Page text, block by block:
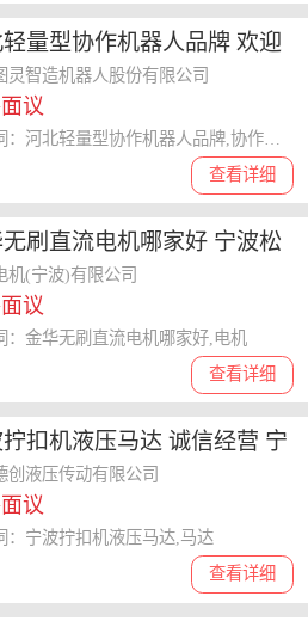
量型协作机器人品牌 欢迎
上海图灵智造机器人股份供
灵智造机器人股份有限公司
议
查看详细
刷直流电机哪家好 宁波松
供应
机(宁波)有限公司
议
查看详细
：金华无刷直流电机哪家好,电机
扣机液压马达 诚信经营 宁
液压传动供应
创液压传动有限公司
议
查看详细
：宁波拧扣机液压马达,马达